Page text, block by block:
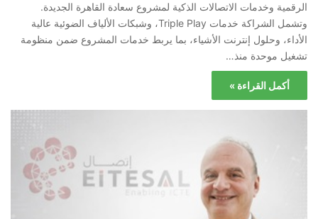
الرقمية وخدمات الاتصالات الذكية لمشروع سعادة القاهرة الجديدة.
وتشمل الشراكة خدمات Triple Play، وشبكات الألياف الضوئية عالية
الأداء، وحلول إنترنت الأشياء، بما يربط خدمات المشروع ضمن منظومة
تشغيل موحدة منذ…
أكمل القراءة »